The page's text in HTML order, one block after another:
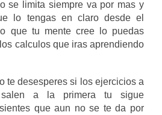
se limita siempre va por mas y
lo tengas en claro desde el
que tu mente cree lo puedas
calculos que iras aprendiendo
te desesperes si los ejercicios a
a la primera tu sigue
que aun no se te da por